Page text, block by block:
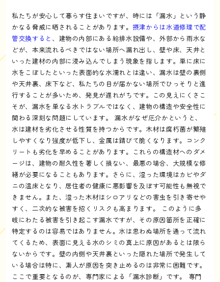
私たちが安心して暮らす住まいですが、時には「漏水」という静
かなる脅威に晒されることがあります。 摂津からは水道修理で配
管交換すると 、建物の内部にある給排水設備や、外部から雨水な
どが、本来流れるべきではない場所へ漏れ出し、壁や床、天井と
いった建材の内部に浸み込んでしまう現象を指します。単に床に
水をこぼしたといった表面的な水濡れとは違い、漏水は壁の裏側
や天井裏、床下など、私たちの目が届かない場所でひっそりと進
行することが多いため、発見が遅れがちです。この見えにくさこ
そが、漏水を単なる水トラブルではなく、建物の構造や安全性に
関わる深刻な問題にしています。 漏水がなぜ厄介かというと、
水は建材を劣化させる性質を持つからです。木材は腐朽菌が繁殖
しやすくなり強度が低下し、金属は錆びて脆くなります。コンク
リートも劣化を早めることがあります。これらの構造材へのダメ
ージは、建物の耐久性を著しく損ない、最悪の場合、大規模な修
繕が必要になることもあります。さらに、湿った環境はカビやダ
ニの温床となり、居住者の健康に悪影響を及ぼす可能性も無視で
きません。また、湿った木材はシロアリなどの害虫を引き寄せや
すく、二次的な被害を招くリスクも高まります。 このように多
岐にわたる被害を引き起こす漏水ですが、その原因箇所を正確に
特定するのは容易ではありません。水は思わぬ場所を通って流れ
てくるため、表面に見える水のシミの真上に原因があるとは限ら
ないからです。壁の内側や天井裏といった隠れた場所で発生して
いる場合は特に、素人が原因を突き止めるのは非常に困難です。
ここで重要となるのが、専門家による「漏水診断」です。 専門